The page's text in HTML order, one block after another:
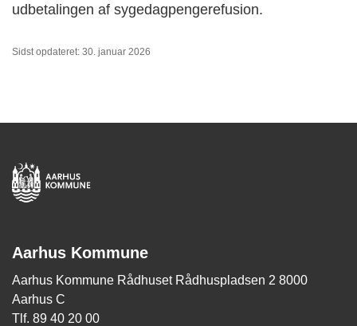
udbetalingen af sygedagpengerefusion.
Sidst opdateret: 30. januar 2026
Aarhus Kommune
Aarhus Kommune Rådhuset Rådhuspladsen 2 8000
Aarhus C
Tlf. 89 40 20 00